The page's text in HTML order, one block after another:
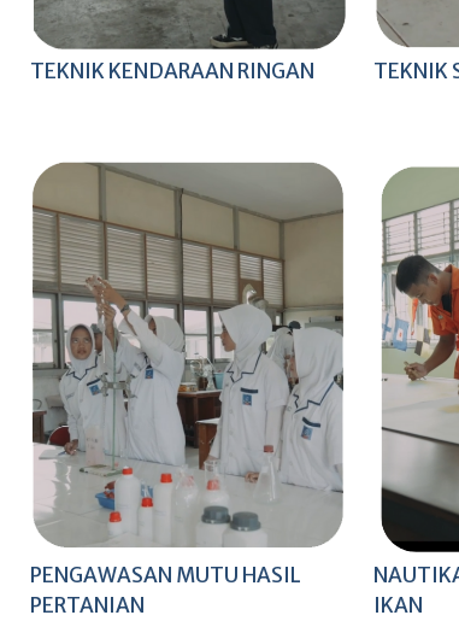
TEKNIK KENDARAAN RINGAN TEKNIK
PENGAWASAN MUTU HASIL
PERTANIAN
IKAN